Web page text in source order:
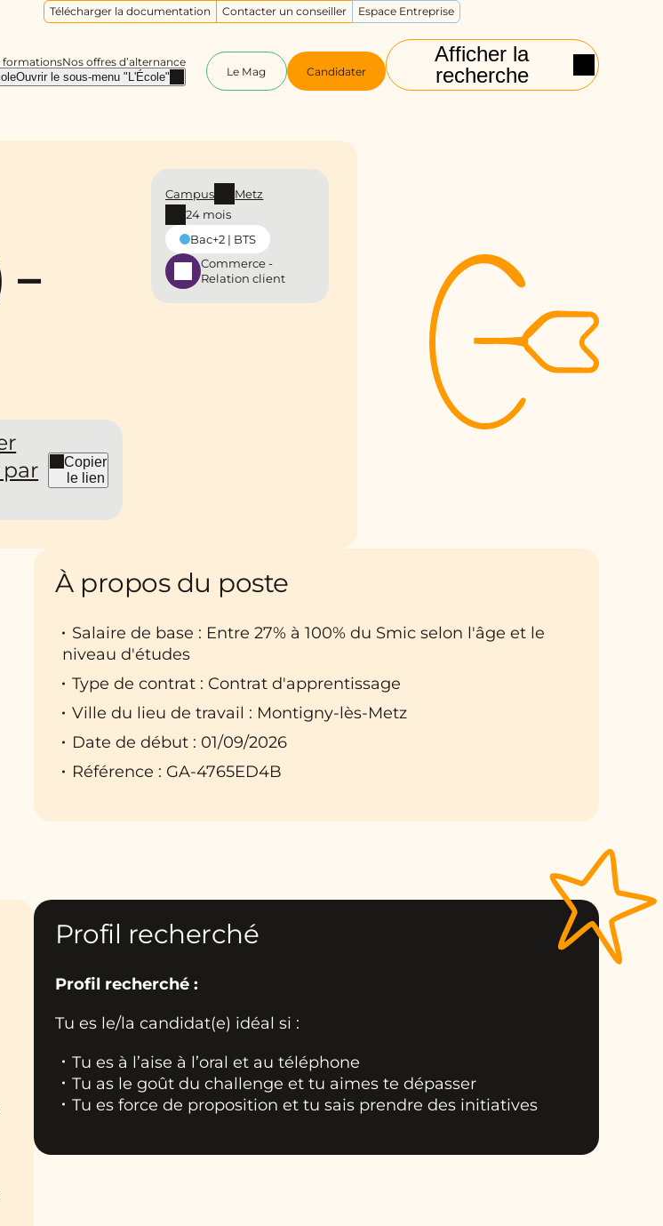
Afficher la
recherche
formationsNos offres d’alternance
Ouvrir le sous-menu "L'École" Le Mag Candidater
Télécharger la documentation Contacter un conseiller Espace Entreprise
Copier
le lien
Campus
Metz
24 mois
Bac+2 | BTS
Commerce -
Relation client
À propos du poste
Salaire de base : Entre 27% à 100% du Smic selon l'âge et le
niveau d'études
Type de contrat : Contrat d'apprentissage
Ville du lieu de travail : Montigny-lès-Metz
Date de début : 01/09/2026
Référence : GA-4765ED4B
Profil recherché
Profil recherché :
Tu es le/la candidat(e) idéal si :
Tu es à l’aise à l’oral et au téléphone
Tu as le goût du challenge et tu aimes te dépasser
Tu es force de proposition et tu sais prendre des initiatives